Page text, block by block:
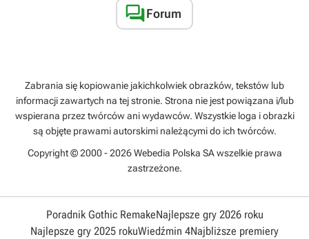
Forum
Zabrania się kopiowanie jakichkolwiek obrazków, tekstów lub
informacji zawartych na tej stronie. Strona nie jest powiązana i/lub
wspierana przez twórców ani wydawców. Wszystkie loga i obrazki
są objęte prawami autorskimi należącymi do ich twórców.
Copyright © 2000 - 2026 Webedia Polska SA wszelkie prawa
zastrzeżone.
Poradnik Gothic RemakeNajlepsze gry 2026 roku
Najlepsze gry 2025 rokuWiedźmin 4Najbliższe premiery